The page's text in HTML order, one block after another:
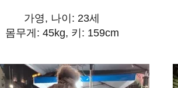
가영, 나이: 23세
몸무게: 45kg, 키: 159cm